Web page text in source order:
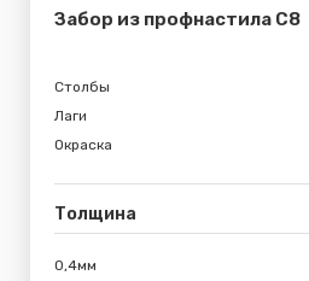
Забор из профнастила С8
Столбы
Лаги
Окраска
Толщина
0,4мм